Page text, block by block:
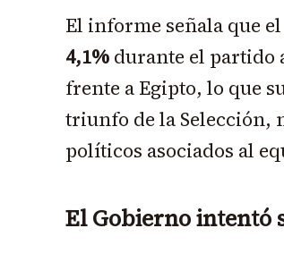
El informe señala que
4,1% durante el partido
frente a Egipto, lo que
triunfo de la Selección,
políticos asociados al
El Gobierno intentó